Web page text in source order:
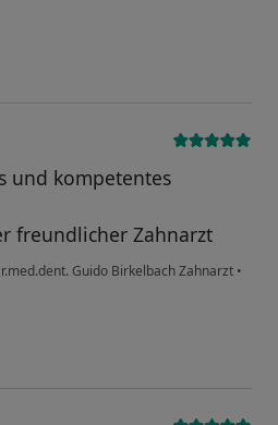
und kompetentes
freundlicher Zahnarzt
Guido Birkelbach Zahnarzt •